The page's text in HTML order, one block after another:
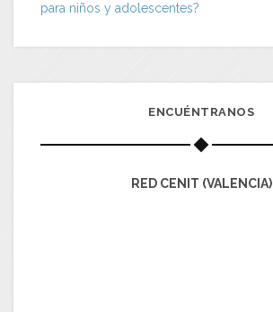
para niños y adolescentes?
ENCUÉNTRANOS
RED CENIT (VALENCIA)